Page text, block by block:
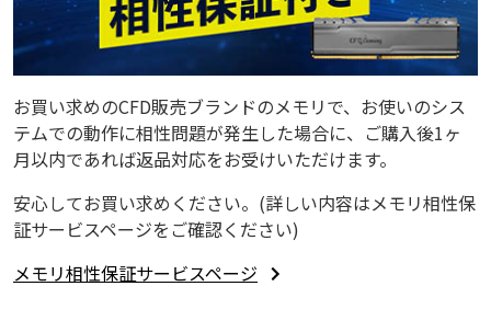
お買い求めのCFD販売ブランドのメモリで、お使いのシス
テムでの動作に相性問題が発生した場合に、ご購入後1ヶ
月以内であれば返品対応をお受けいただけます。
安心してお買い求めください。(詳しい内容はメモリ相性保
証サービスページをご確認ください)
メモリ相性保証サービスページ